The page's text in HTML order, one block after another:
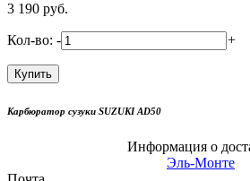
3 190 руб.
Кол-во: - +
Карбюратор сузуки SUZUKI AD50
Информация о
Эль-Монте